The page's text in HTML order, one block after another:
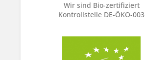
Wir sind Bio-zertifiziert
Kontrollstelle DE-ÖKO-003